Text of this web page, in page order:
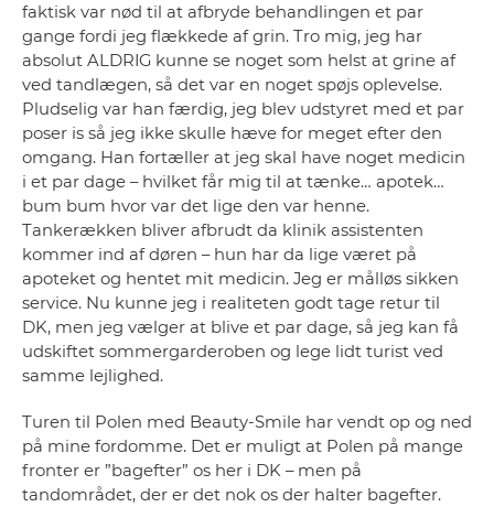
faktisk var nød til at afbryde behandlingen et par
gange fordi jeg flækkede af grin. Tro mig, jeg har
absolut ALDRIG kunne se noget som helst at grine af
ved tandlægen, så det var en noget spøjs oplevelse.
Pludselig var han færdig, jeg blev udstyret med et par
poser is så jeg ikke skulle hæve for meget efter den
omgang. Han fortæller at jeg skal have noget medicin
i et par dage – hvilket får mig til at tænke… apotek…
bum bum hvor var det lige den var henne.
Tankerækken bliver afbrudt da klinik assistenten
kommer ind af døren – hun har da lige været på
apoteket og hentet mit medicin. Jeg er målløs sikken
service. Nu kunne jeg i realiteten godt tage retur til
DK, men jeg vælger at blive et par dage, så jeg kan få
udskiftet sommergarderoben og lege lidt turist ved
samme lejlighed.
Turen til Polen med Beauty-Smile har vendt op og ned
på mine fordomme. Det er muligt at Polen på mange
fronter er ”bagefter” os her i DK – men på
tandområdet, der er det nok os der halter bagefter.